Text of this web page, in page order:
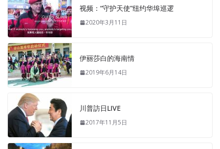
视频：“守护天使”纽约华埠巡逻
2020年3月11日
伊丽莎白的海南情
2019年6月14日
川普訪日LIVE
2017年11月5日